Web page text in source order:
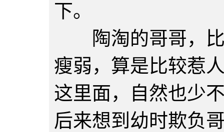
下。
陶淘的哥哥，比
瘦弱，算是比较惹
这里面，自然也少
后来想到幼时欺负